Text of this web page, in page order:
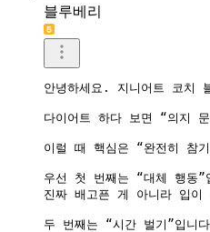
블루베리
안녕하세요. 지니어트 코치
다이어트 하다 보면 “의지
이럴 때 핵심은 “완전히 참
우선 첫 번째는 “대체 행동”
진짜 배고픈 게 아니라 입
두 번째는 “시간 벌기”입니